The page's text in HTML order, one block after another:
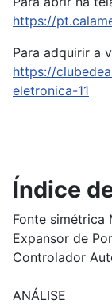
https://
Para adquirir a
https://
eletronica-11
Índice
Fonte simétrica
Expansor de
Controlador
ANÁLISE